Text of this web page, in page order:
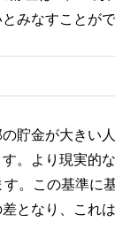
みなすことがで
貯金が大きい
。より現実的
。この基準に
となり、これ